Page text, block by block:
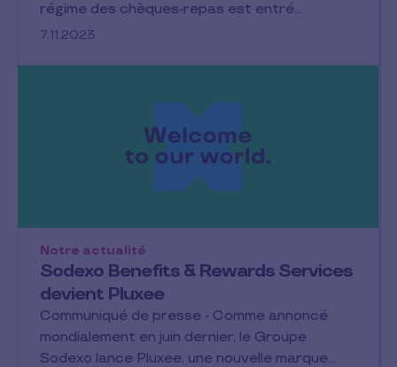
régime des chèques-repas est entré…
7.11.2023
Sodexo Benefits & Rewards Services
devient Pluxee
Notre actualité
Communiqué de presse - Comme annoncé
mondialement en juin dernier, le Groupe
Sodexo lance Pluxee, une nouvelle marque…